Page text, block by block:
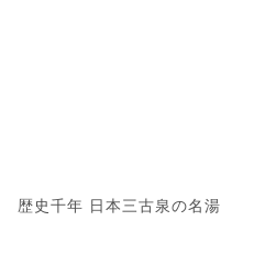
歴史千年 日本三古泉の名湯